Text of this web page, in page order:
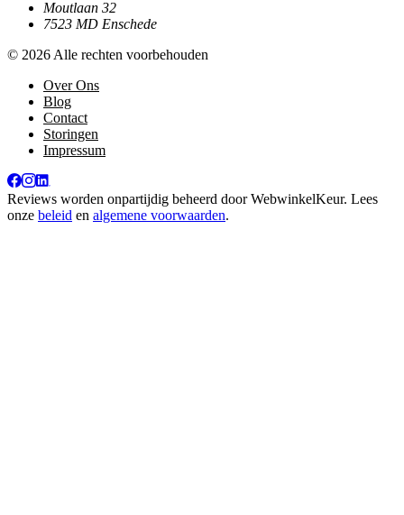
Moutlaan 32
7523 MD Enschede
© 2026 Alle rechten voorbehouden
Over Ons
Blog
Contact
Storingen
Impressum
Reviews worden onpartijdig beheerd doorWebwinkelKeur. Lees
onze beleid en algemene voorwaarden.